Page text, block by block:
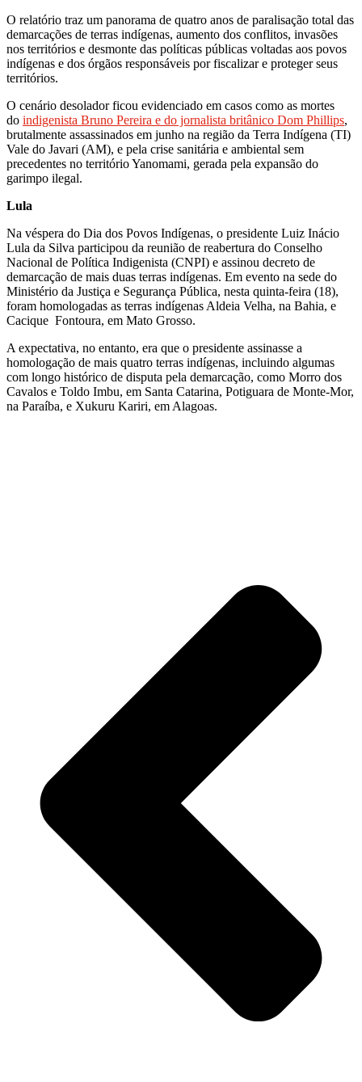
O relatório traz um panorama de quatro anos de paralisação total das
demarcações de terras indígenas, aumento dos conflitos, invasões
nos territórios e desmonte das políticas públicas voltadas aos povos
indígenas e dos órgãos responsáveis por fiscalizar e proteger seus
territórios.
O cenário desolador ficou evidenciado em casos como as mortes
do indigenista Bruno Pereira e do jornalista britânico Dom Phillips,
brutalmente assassinados em junho na região da Terra Indígena (TI)
Vale do Javari (AM), e pela crise sanitária e ambiental sem
precedentes no território Yanomami, gerada pela expansão do
garimpo ilegal.
Lula
Na véspera do Dia dos Povos Indígenas, o presidente Luiz Inácio
Lula da Silva participou da reunião de reabertura do Conselho
Nacional de Política Indigenista (CNPI) e assinou decreto de
demarcação de mais duas terras indígenas. Em evento na sede do
Ministério da Justiça e Segurança Pública, nesta quinta-feira (18),
foram homologadas as terras indígenas Aldeia Velha, na Bahia, e
Cacique Fontoura, em Mato Grosso.
A expectativa, no entanto, era que o presidente assinasse a
homologação de mais quatro terras indígenas, incluindo algumas
com longo histórico de disputa pela demarcação, como Morro dos
Cavalos e Toldo Imbu, em Santa Catarina, Potiguara de Monte-Mor,
na Paraíba, e Xukuru Kariri, em Alagoas.